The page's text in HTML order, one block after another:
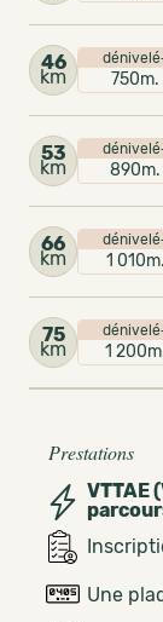
46
km 750m.
53
km 890m.
66
km 1 010m.
75
km 1
Prestations
VTTAE
Une